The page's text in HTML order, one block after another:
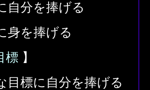
自分を捧げる
身を捧げる
標 】
目標に自分を捧げる